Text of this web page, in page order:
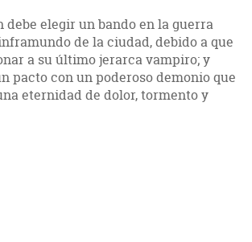
debe elegir un bando en la guerra
de la ciudad, debido a que
a su último jerarca vampiro; y
pacto con un poderoso demonio que
eternidad de dolor, tormento y